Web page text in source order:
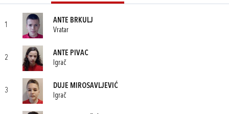
1
ANTE BRKULJ
Vratar
2
ANTE PIVAC
Igrač
3
DUJE MIROSAVLJEVIĆ
Igrač